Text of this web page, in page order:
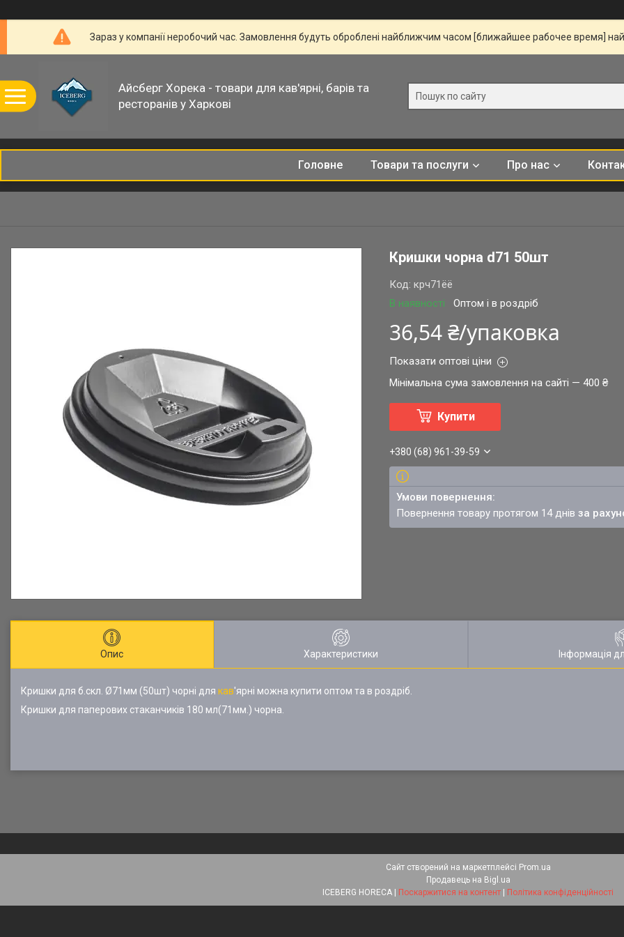
Зараз у компанії неробочий час. Замовлення будуть оброблені найближчим часом [ближайшее рабочее время]
Айсберг Хорека - товари для кав'ярні, барів та
ресторанів у Харкові
Головне Товари та послуги Про нас
Кришки чорна d71 50шт
В наявності Оптом і в роздріб
Код:крч71ёё
36,54 ₴/упаковка
Показати оптові ціни
Мінімальна сума замовлення на сайті — 400 ₴
Купити
+380 (68) 961-39-59
повернення товару протягом 14 днівза
Опис Характеристики Інформація
Кришки для б.скл. Ø71мм (50шт) чорні для кав'ярні можна купити оптом та в роздріб.
Кришки для паперових стаканчиків 180 мл(71мм.) чорна.
Сайт створений на маркетплейсі Prom.ua
Продавець на Bigl.ua
Поскаржитися на контент Політика конфіденційності